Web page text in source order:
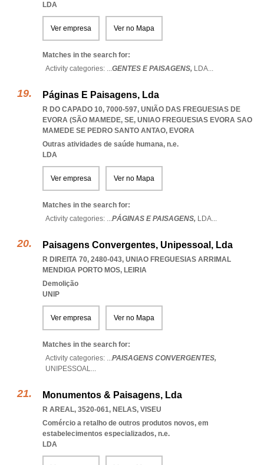
LDA
Ver empresa Ver no Mapa
Matches in the search for:
Activity categories: ...GENTES E PAISAGENS, LDA...
Páginas E Paisagens, Lda
R DO CAPADO 10, 7000-597, UNIÃO DAS FREGUESIAS DE
EVORA (SÃO MAMEDE, SE, UNIAO FREGUESIAS EVORA SAO
MAMEDE SE PEDRO SANTO ANTAO, EVORA
Outras atividades de saúde humana, n.e.
LDA
Ver empresa Ver no Mapa
Matches in the search for:
Activity categories: ...PÁGINAS E PAISAGENS, LDA...
Paisagens Convergentes, Unipessoal, Lda
R DIREITA 70, 2480-043, UNIAO FREGUESIAS ARRIMAL
MENDIGA PORTO MOS, LEIRIA
Demolição
UNIP
Ver empresa Ver no Mapa
Matches in the search for:
Activity categories: ...PAISAGENS CONVERGENTES,
UNIPESSOAL...
Monumentos & Paisagens, Lda
R AREAL, 3520-061, NELAS, VISEU
Comércio a retalho de outros produtos novos, em
estabelecimentos especializados, n.e.
LDA